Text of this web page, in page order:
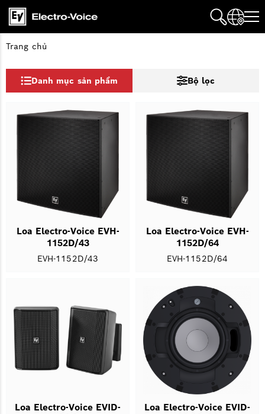
Trang chủ
Danh mục sản phẩm Bộ lọc
Loa Electro-Voice EVH-
1152D/43
EVH-1152D/43
Loa Electro-Voice EVH-
1152D/64
EVH-1152D/64
Loa Electro-Voice EVID-
Loa Electro-Voice EVID-